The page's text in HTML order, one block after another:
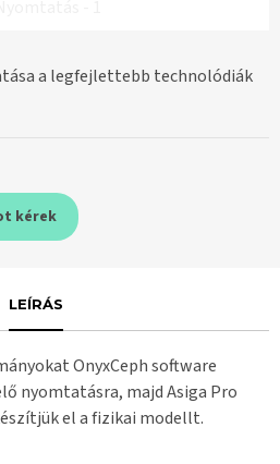
a legfejlettebb technolódiák
kérek
LEÍRÁS
OnyxCeph software
nyomtatásra, majd Asiga Pro
el a fizikai modellt.